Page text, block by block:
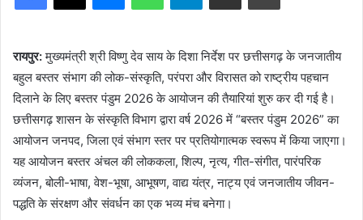
रायपुर:मुख्यमंत्री श्री विष्णु देव साय के दिशा निर्देश पर छत्तीसगढ़ के जनजातीय
बहुल बस्तर संभाग की लोक-संस्कृति, परंपरा और विरासत को राष्ट्रीय पहचान
दिलाने के लिए बस्तर पंडुम 2026 के आयोजन की तैयारियां शुरु कर दी गई है।
छत्तीसगढ़ शासन के संस्कृति विभाग द्वारा वर्ष 2026 में “बस्तर पंडुम 2026” का
आयोजन जनपद, जिला एवं संभाग स्तर पर प्रतियोगात्मक स्वरूप में किया जाएगा।
यह आयोजन बस्तर अंचल की लोककला, शिल्प, नृत्य, गीत-संगीत, पारंपरिक
व्यंजन, बोली-भाषा, वेश-भूषा, आभूषण, वाद्य यंत्र, नाट्य एवं जनजातीय जीवन-
पद्धति के संरक्षण और संवर्धन का एक भव्य मंच बनेगा।